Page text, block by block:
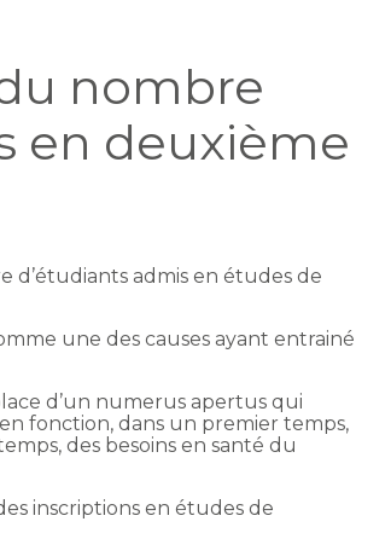
nombre
en deuxième
d’étudiants admis en études de
une des causes ayant entrainé
d’un numerus apertus qui
fonction, dans un premier temps,
des besoins en santé du
inscriptions en études de